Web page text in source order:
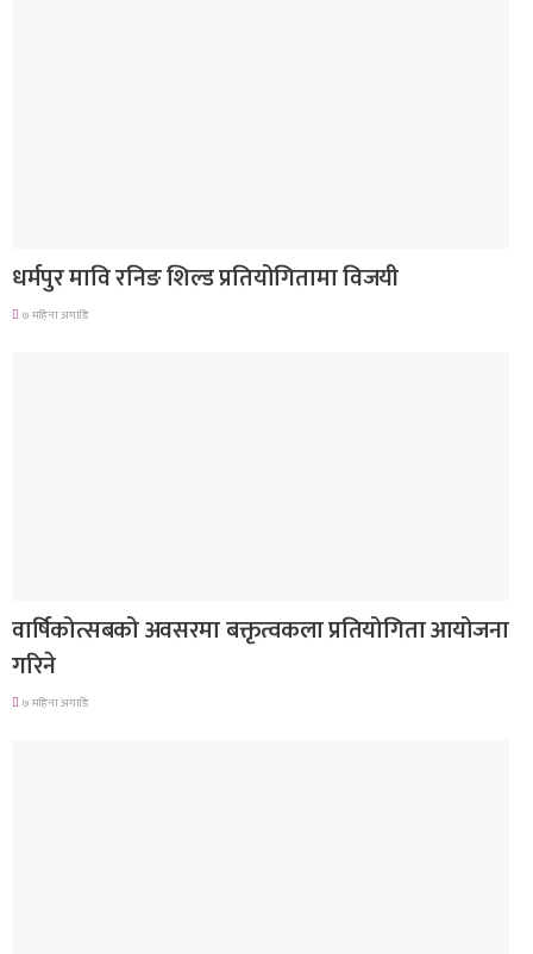
धर्मपुर मावि रनिङ शिल्ड प्रतियोगितामा विजयी
७ महिना अगाडि
वार्षिकोत्सबको अवसरमा बक्तृत्वकला प्रतियोगिता आयोजना
गरिने
७ महिना अगाडि